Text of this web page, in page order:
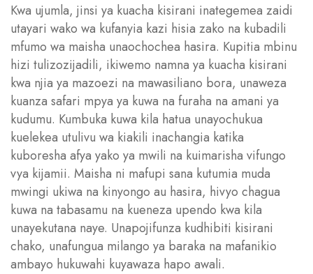
Kwa ujumla, jinsi ya kuacha kisirani inategemea zaidi
utayari wako wa kufanyia kazi hisia zako na kubadili
mfumo wa maisha unaochochea hasira. Kupitia mbinu
hizi tulizozijadili, ikiwemo namna ya kuacha kisirani
kwa njia ya mazoezi na mawasiliano bora, unaweza
kuanza safari mpya ya kuwa na furaha na amani ya
kudumu. Kumbuka kuwa kila hatua unayochukua
kuelekea utulivu wa kiakili inachangia katika
kuboresha afya yako ya mwili na kuimarisha vifungo
vya kijamii. Maisha ni mafupi sana kutumia muda
mwingi ukiwa na kinyongo au hasira, hivyo chagua
kuwa na tabasamu na kueneza upendo kwa kila
unayekutana naye. Unapojifunza kudhibiti kisirani
chako, unafungua milango ya baraka na mafanikio
ambayo hukuwahi kuyawaza hapo awali.